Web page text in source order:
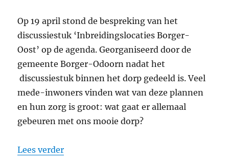
Op 19 april stond de bespreking van het
discussiestuk ‘Inbreidingslocaties Borger-
Oost’ op de agenda. Georganiseerd door de
gemeente Borger-Odoorn nadat het
discussiestuk binnen het dorp gedeeld is. Veel
mede-inwoners vinden wat van deze plannen
en hun zorg is groot: wat gaat er allemaal
gebeuren met ons mooie dorp?
Lees verder“Bijeenkomst discussienota